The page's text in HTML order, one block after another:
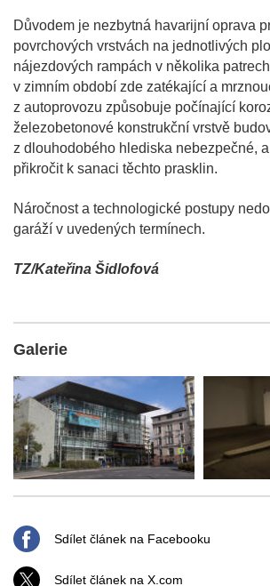
Důvodem je nezbytná havarijní oprava
povrchových vrstvách na jednotlivých
nájezdových rampách v několika
v zimním období zde zatékající a
z autoprovozu způsobuje počínající
železobetonové konstrukční vrstvě
z dlouhodobého hlediska nebezpečné,
přikročit k sanaci těchto prasklin.
Náročnost a technologické postupy
garáží v uvedených termínech.
TZ/Kateřina Šidlofová
Galerie
Sdílet článek na Facebooku
Sdílet článek na X.com